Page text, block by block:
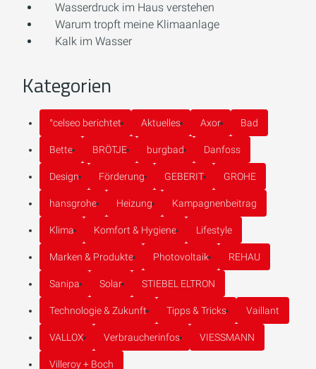
Wasserdruck im Haus verstehen
Warum tropft meine Klimaanlage
Kalk im Wasser
Kategorien
°celseo berichtet Aktuelles Axor Bad
Bette BRÖTJE burgbad Danfoss
Design Förderung GEBERIT GROHE
hansgrohe Heizung Kampagnenbeitrag
Klima Komfort & Hygiene Lifestyle
Marken & Produkte Photovoltaik REHAU
Sanipa Solar STIEBEL ELTRON
Technologie & Zukunft Tipps & Tricks Vaillant
VALLOX Verbraucherinfos VIESSMANN
Villeroy + Boch